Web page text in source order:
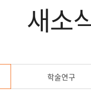
새소
학술연구